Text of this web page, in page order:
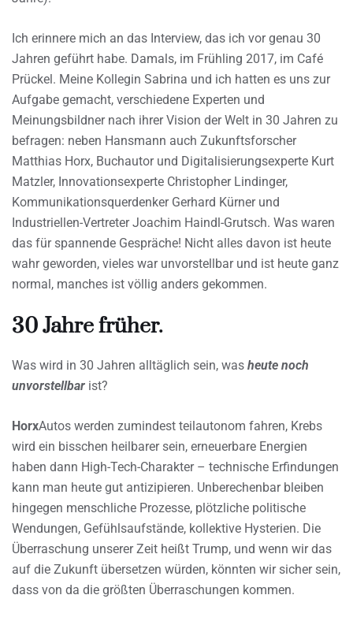
Ich erinnere mich an das Interview, das ich vor genau 30
Jahren geführt habe. Damals, im Frühling 2017, im Café
Prückel. Meine Kollegin Sabrina und ich hatten es uns zur
Aufgabe gemacht, verschiedene Experten und
Meinungsbildner nach ihrer Vision der Welt in 30 Jahren zu
befragen: neben Hansmann auch Zukunftsforscher
Matthias Horx, Buchautor und Digitalisierungsexperte Kurt
Matzler, Innovationsexperte Christopher Lindinger,
Kommunikationsquerdenker Gerhard Kürner und
Industriellen-Vertreter Joachim Haindl-Grutsch. Was waren
das für spannende Gespräche! Nicht alles davon ist heute
wahr geworden, vieles war unvorstellbar und ist heute ganz
normal, manches ist völlig anders gekommen.
30 Jahre früher.
Was wird in 30 Jahren alltäglich sein, was heute noch
unvorstellbar ist?
HorxAutos werden zumindest teilautonom fahren, Krebs
wird ein bisschen heilbarer sein, erneuerbare Energien
haben dann High-Tech-Charakter – technische Erfindungen
kann man heute gut antizipieren. Unberechenbar bleiben
hingegen menschliche Prozesse, plötzliche politische
Wendungen, Gefühlsaufstände, kollektive Hysterien. Die
Überraschung unserer Zeit heißt Trump, und wenn wir das
auf die Zukunft übersetzen würden, könnten wir sicher sein,
dass von da die größten Überraschungen kommen.